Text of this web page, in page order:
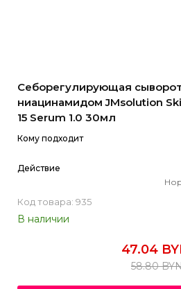
Себорегулирующая
ниацинамидом JMsolution
15 Serum 1.0 30мл
Кому подходит
Действие
Код товара: 935
В наличии
47.04
58.80